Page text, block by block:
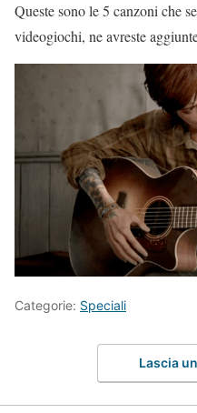
Queste sono le 5 canzoni che
videogiochi, ne avreste
Categorie: Speciali
Lascia